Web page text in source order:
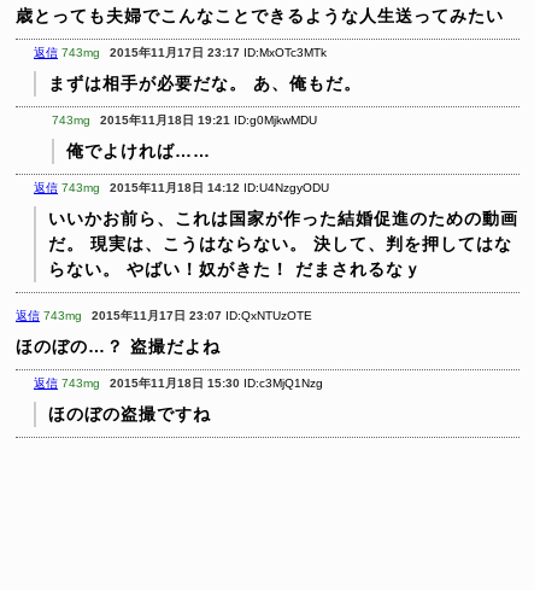
歳とっても夫婦でこんなことできるような人生送ってみたい
返信 743mg 2015年11月17日 23:17 ID:MxOTc3MTk
まずは相手が必要だな。 あ、俺もだ。
743mg 2015年11月18日 19:21 ID:g0MjkwMDU
俺でよければ……
返信 743mg 2015年11月18日 14:12 ID:U4NzgyODU
いいかお前ら、これは国家が作った結婚促進のための動画
だ。
現実は、こうはならない。
決して、判を押してはな
らない。
やばい！奴がきた！ だまされるなｙ
返信 743mg 2015年11月17日 23:07 ID:QxNTUzOTE
ほのぼの…？ 盗撮だよね
返信 743mg 2015年11月18日 15:30 ID:c3MjQ1Nzg
ほのぼの盗撮ですね